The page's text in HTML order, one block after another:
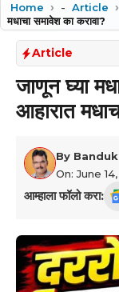
Home - Article
मधाचा समावेश का करावा?
Article
जाणून घ्या
आहारात
By
On: June
आम्हाला फॉलो करा: